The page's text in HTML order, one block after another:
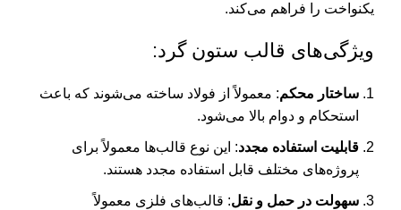
یکنواخت را فراهم می‌کند.
ویژگی‌های قالب ستون گرد:
ساختار محکم: معمولاً از فولاد ساخته می‌شوند که باعث
استحکام و دوام بالا می‌شود.
قابلیت استفاده مجدد: این نوع قالب‌ها معمولاً برای
پروژه‌های مختلف قابل استفاده مجدد هستند.
سهولت در حمل و نقل: قالب‌های فلزی معمولاً